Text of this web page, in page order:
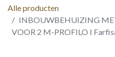
Alle producten
INBOUWBEHUIZING
VOOR 2 M-PROFILO I